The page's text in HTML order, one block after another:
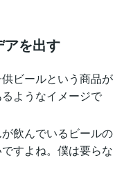
アを出す
ビールという商品が
ようなイメージで
飲んでいるビールの
すよね。僕は要らな